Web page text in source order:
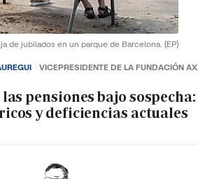
de jubilados en un parque de Barcelona. (EP)
pensiones bajo sospecha:
y deficiencias actuales
VICEPRESIDENTE DE LA FUNDACIÓN